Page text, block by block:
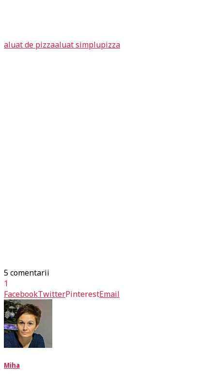
aluat de pizzaaluat simplupizza
5 comentarii
1
FacebookTwitterPinterestEmail
Miha